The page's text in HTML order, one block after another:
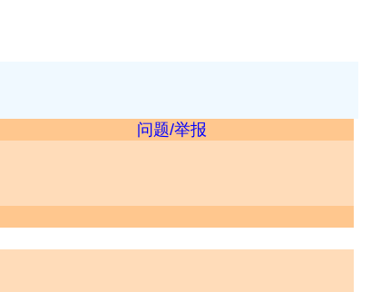
问题/举报